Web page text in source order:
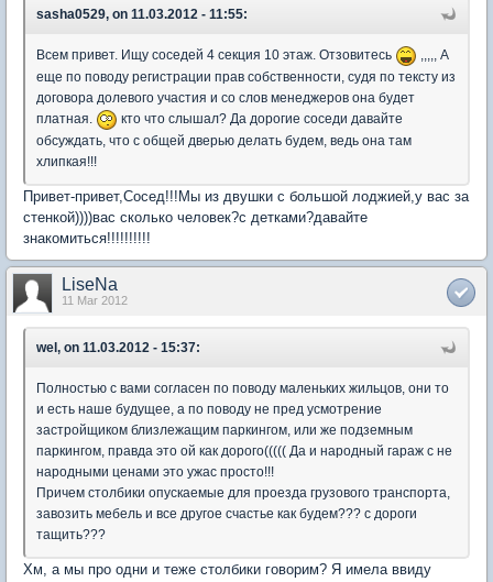
sasha0529, on 11.03.2012 - 11:55:
Всем привет. Ищу соседей 4 секция 10 этаж. Отзовитесь
,,,,, А
еще по поводу регистрации прав собственности, судя по тексту из
договора долевого участия и со слов менеджеров она будет
платная.
кто что слышал? Да дорогие соседи давайте
обсуждать, что с общей дверью делать будем, ведь она там
хлипкая!!!
Привет-привет,Сосед!!!Мы из двушки с большой лоджией,у вас за
стенкой))))вас сколько человек?с детками?давайте
знакомиться!!!!!!!!!!
LiseNa
11 Mar 2012
wel, on 11.03.2012 - 15:37:
Полностью с вами согласен по поводу маленьких жильцов, они то
и есть наше будущее, а по поводу не пред усмотрение
застройщиком близлежащим паркингом, или же подземным
паркингом, правда это ой как дорого((((( Да и народный гараж с не
народными ценами это ужас просто!!!
Причем столбики опускаемые для проезда грузового транспорта,
завозить мебель и все другое счастье как будем??? с дороги
тащить???
Хм, а мы про одни и теже столбики говорим? Я имела ввиду